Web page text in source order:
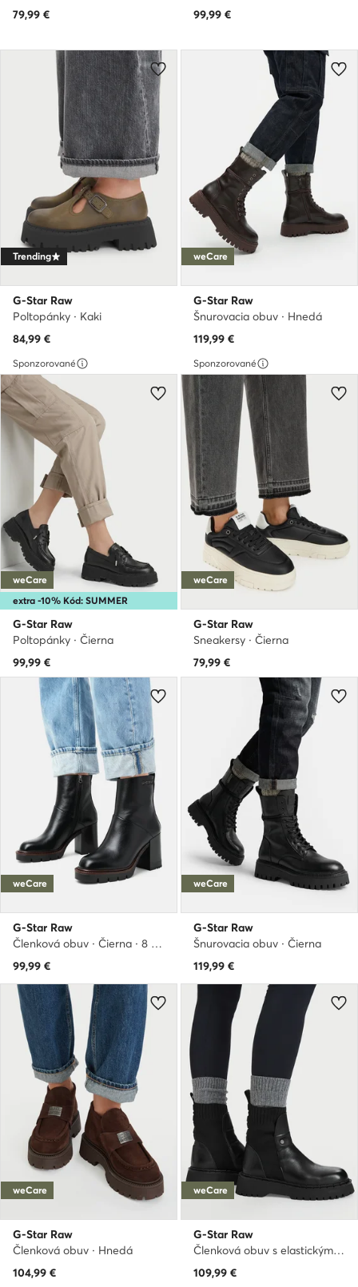
79,99 €
99,99 €
Trending
G-Star Raw
Poltopánky · Kaki
84,99 €
weCare
G-Star Raw
Šnurovacia obuv · Hnedá
119,99 €
Sponzorované
extra -10% Kód: SUMMER
weCare
G-Star Raw
Poltopánky · Čierna
99,99 €
Sponzorované
weCare
G-Star Raw
Sneakersy · Čierna
79,99 €
weCare
G-Star Raw
Členková obuv · Čierna · 8 cm
99,99 €
weCare
G-Star Raw
Šnurovacia obuv · Čierna
119,99 €
weCare
G-Star Raw
Členková obuv · Hnedá
104,99 €
weCare
G-Star Raw
Členková obuv s elastickým prvkom · Čierna
109,99 €